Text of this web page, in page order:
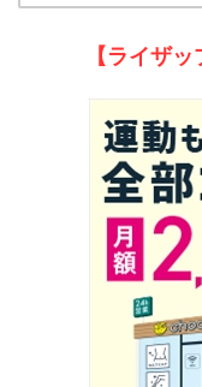
【ライザッ